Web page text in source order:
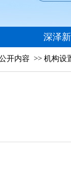
开内容 >> 机构设